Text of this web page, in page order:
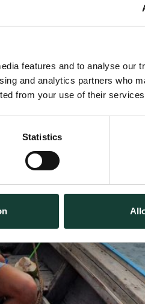
features and to analyse our
and analytics partners who
from your use of their
Statistics